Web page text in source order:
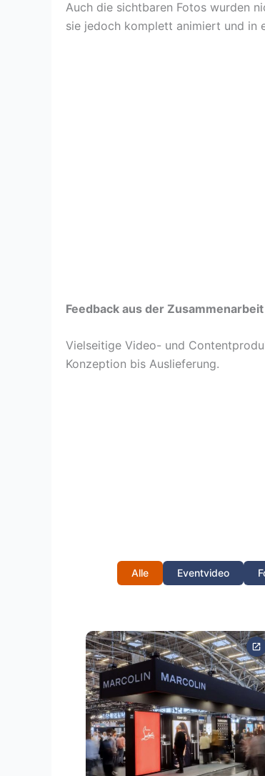
Auch die sichtbaren Fotos wurden
sie jedoch komplett animiert und in
Feedback aus der Zusammenarbeit
Vielseitige Video- und
Konzeption bis Auslieferung.
Alle Eventvideo